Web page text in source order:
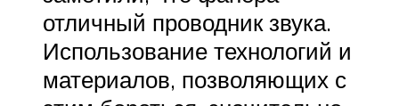
отличный проводник звука.
Использование технологий и
материалов, позволяющих с